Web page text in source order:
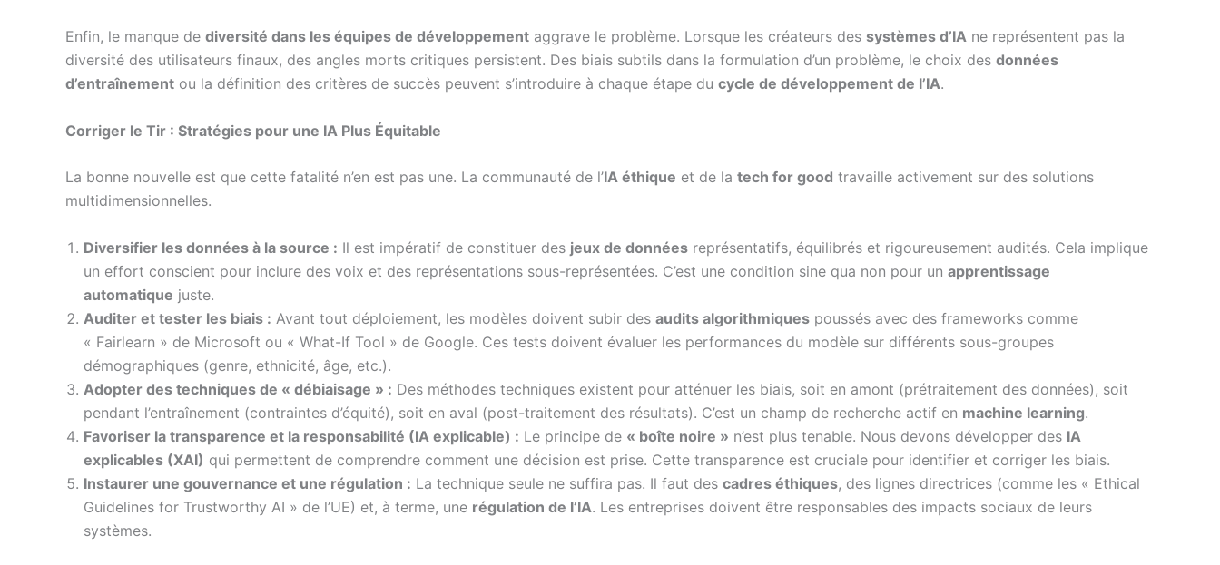
Enfin, le manque de diversité dans les équipes de développement aggrave le problème. Lorsque les créateurs des systèmes d’IA ne représentent pas la
diversité des utilisateurs finaux, des angles morts critiques persistent. Des biais subtils dans la formulation d’un problème, le choix des données
d’entraînement ou la définition des critères de succès peuvent s’introduire à chaque étape du cycle de développement de l’IA.
Corriger le Tir : Stratégies pour une IA Plus Équitable
La bonne nouvelle est que cette fatalité n’en est pas une. La communauté de l’IA éthique et de la tech for good travaille activement sur des solutions
multidimensionnelles.
Diversifier les données à la source : Il est impératif de constituer des jeux de données représentatifs, équilibrés et rigoureusement audités. Cela implique
un effort conscient pour inclure des voix et des représentations sous-représentées. C’est une condition sine qua non pour un apprentissage
automatique juste.
Auditer et tester les biais : Avant tout déploiement, les modèles doivent subir des audits algorithmiques poussés avec des frameworks comme
« Fairlearn » de Microsoft ou « What-If Tool » de Google. Ces tests doivent évaluer les performances du modèle sur différents sous-groupes
démographiques (genre, ethnicité, âge, etc.).
Adopter des techniques de « débiaisage » : Des méthodes techniques existent pour atténuer les biais, soit en amont (prétraitement des données), soit
pendant l’entraînement (contraintes d’équité), soit en aval (post-traitement des résultats). C’est un champ de recherche actif en machine learning.
Favoriser la transparence et la responsabilité (IA explicable) : Le principe de « boîte noire » n’est plus tenable. Nous devons développer des IA
explicables (XAI) qui permettent de comprendre comment une décision est prise. Cette transparence est cruciale pour identifier et corriger les biais.
Instaurer une gouvernance et une régulation : La technique seule ne suffira pas. Il faut des cadres éthiques, des lignes directrices (comme les « Ethical
Guidelines for Trustworthy AI » de l’UE) et, à terme, une régulation de l’IA. Les entreprises doivent être responsables des impacts sociaux de leurs
systèmes.